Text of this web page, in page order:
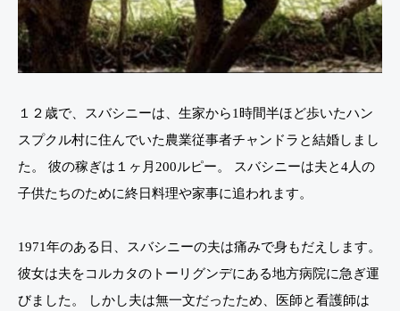
１２歳で、スバシニーは、生家から1時間半ほど歩いたハン
スプクル村に住んでいた農業従事者チャンドラと結婚しまし
た。 彼の稼ぎは１ヶ月200ルピー。 スバシニーは夫と4人の
子供たちのために終日料理や家事に追われます。
1971年のある日、スバシニーの夫は痛みで身もだえします。
彼女は夫をコルカタのトーリグンデにある地方病院に急ぎ運
びました。 しかし夫は無一文だったため、医師と看護師は